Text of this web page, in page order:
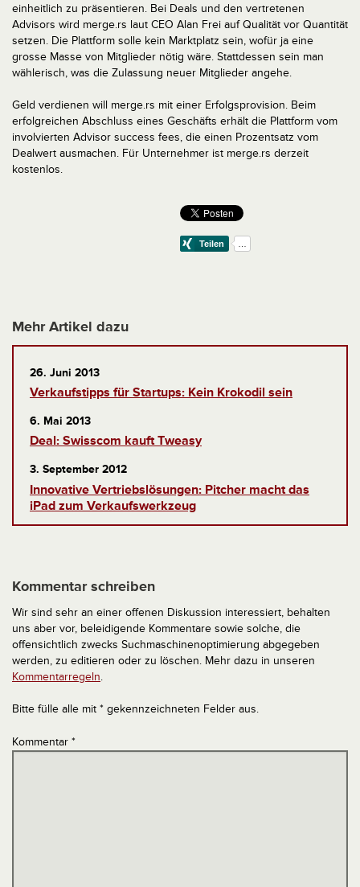
einheitlich zu präsentieren. Bei Deals und den vertretenen
Advisors wird merge.rs laut CEO Alan Frei auf Qualität vor Quantität
setzen. Die Plattform solle kein Marktplatz sein, wofür ja eine
grosse Masse von Mitglieder nötig wäre. Stattdessen sein man
wählerisch, was die Zulassung neuer Mitglieder angehe.
Geld verdienen will merge.rs mit einer Erfolgsprovision. Beim
erfolgreichen Abschluss eines Geschäfts erhält die Plattform vom
involvierten Advisor success fees, die einen Prozentsatz vom
Dealwert ausmachen. Für Unternehmer ist merge.rs derzeit
kostenlos.
Mehr Artikel dazu
26. Juni 2013
Verkaufstipps für Startups: Kein Krokodil sein
6. Mai 2013
Deal: Swisscom kauft Tweasy
3. September 2012
Innovative Vertriebslösungen: Pitcher macht das
iPad zum Verkaufswerkzeug
Kommentar schreiben
Wir sind sehr an einer offenen Diskussion interessiert, behalten
uns aber vor, beleidigende Kommentare sowie solche, die
offensichtlich zwecks Suchmaschinenoptimierung abgegeben
werden, zu editieren oder zu löschen. Mehr dazu in unseren
Kommentarregeln.
Bitte fülle alle mit * gekennzeichneten Felder aus.
Kommentar *